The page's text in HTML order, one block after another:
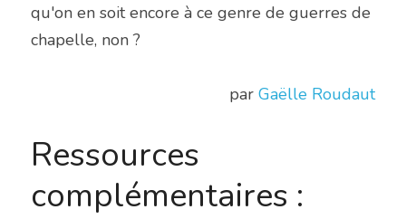
qu'on en soit encore à ce genre de guerres de
chapelle, non ?
par Gaëlle Roudaut
Ressources
complémentaires :